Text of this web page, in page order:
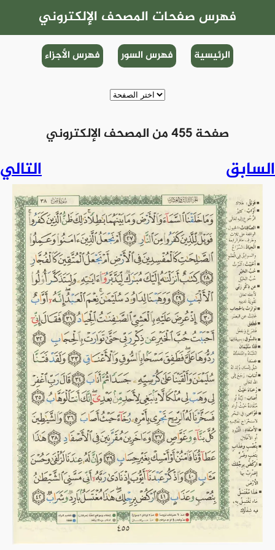
فهرس صفحات المصحف الإلكتروني
فهرس الأجزاء فهرس السور الرئيسية
صفحة 455 من المصحف الإلكتروني
التالي السابق